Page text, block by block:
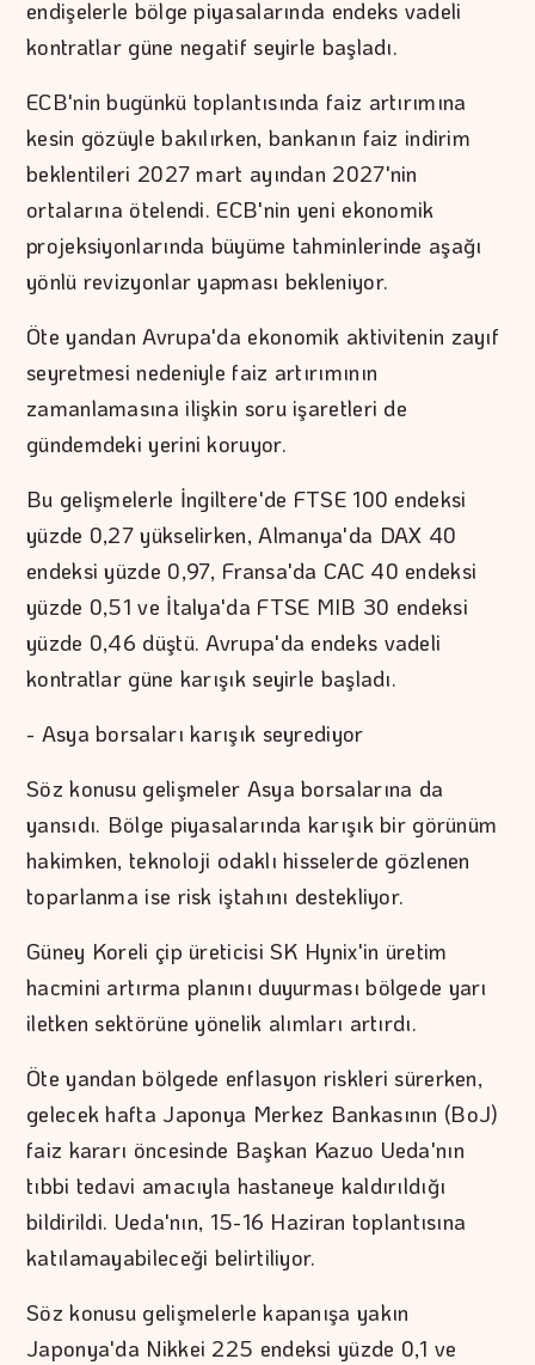
endişelerle bölge piyasalarında endeks vadeli
kontratlar güne negatif seyirle başladı.
ECB'nin bugünkü toplantısında faiz artırımına
kesin gözüyle bakılırken, bankanın faiz indirim
beklentileri 2027 mart ayından 2027'nin
ortalarına ötelendi. ECB'nin yeni ekonomik
projeksiyonlarında büyüme tahminlerinde aşağı
yönlü revizyonlar yapması bekleniyor.
Öte yandan Avrupa'da ekonomik aktivitenin zayıf
seyretmesi nedeniyle faiz artırımının
zamanlamasına ilişkin soru işaretleri de
gündemdeki yerini koruyor.
Bu gelişmelerle İngiltere'de FTSE 100 endeksi
yüzde 0,27 yükselirken, Almanya'da DAX 40
endeksi yüzde 0,97, Fransa'da CAC 40 endeksi
yüzde 0,51 ve İtalya'da FTSE MIB 30 endeksi
yüzde 0,46 düştü. Avrupa'da endeks vadeli
kontratlar güne karışık seyirle başladı.
- Asya borsaları karışık seyrediyor
Söz konusu gelişmeler Asya borsalarına da
yansıdı. Bölge piyasalarında karışık bir görünüm
hakimken, teknoloji odaklı hisselerde gözlenen
toparlanma ise risk iştahını destekliyor.
Güney Koreli çip üreticisi SK Hynix'in üretim
hacmini artırma planını duyurması bölgede yarı
iletken sektörüne yönelik alımları artırdı.
Öte yandan bölgede enflasyon riskleri sürerken,
gelecek hafta Japonya Merkez Bankasının (BoJ)
faiz kararı öncesinde Başkan Kazuo Ueda'nın
tıbbi tedavi amacıyla hastaneye kaldırıldığı
bildirildi. Ueda'nın, 15-16 Haziran toplantısına
katılamayabileceği belirtiliyor.
Söz konusu gelişmelerle kapanışa yakın
Japonya'da Nikkei 225 endeksi yüzde 0,1 ve